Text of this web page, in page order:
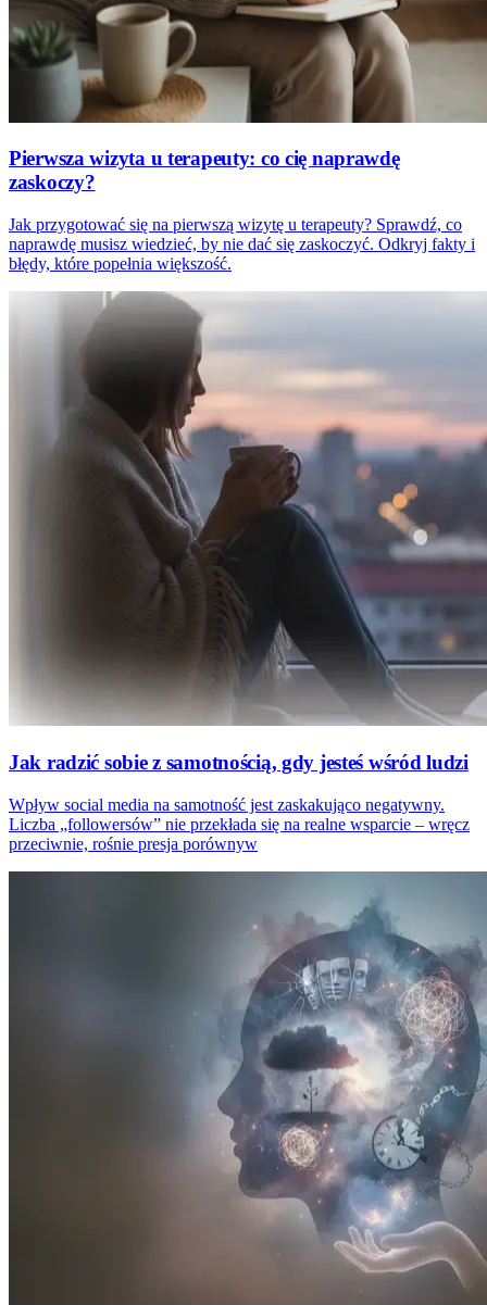
Pierwsza wizyta u terapeuty: co cię naprawdę
zaskoczy?
Jak przygotować się na pierwszą wizytę u terapeuty? Sprawdź, co
naprawdę musisz wiedzieć, by nie dać się zaskoczyć. Odkryj fakty i
błędy, które popełnia większość.
Jak radzić sobie z samotnością, gdy jesteś wśród ludzi
Wpływ social media na samotność jest zaskakująco negatywny.
Liczba „followersów” nie przekłada się na realne wsparcie – wręcz
przeciwnie, rośnie presja porównyw